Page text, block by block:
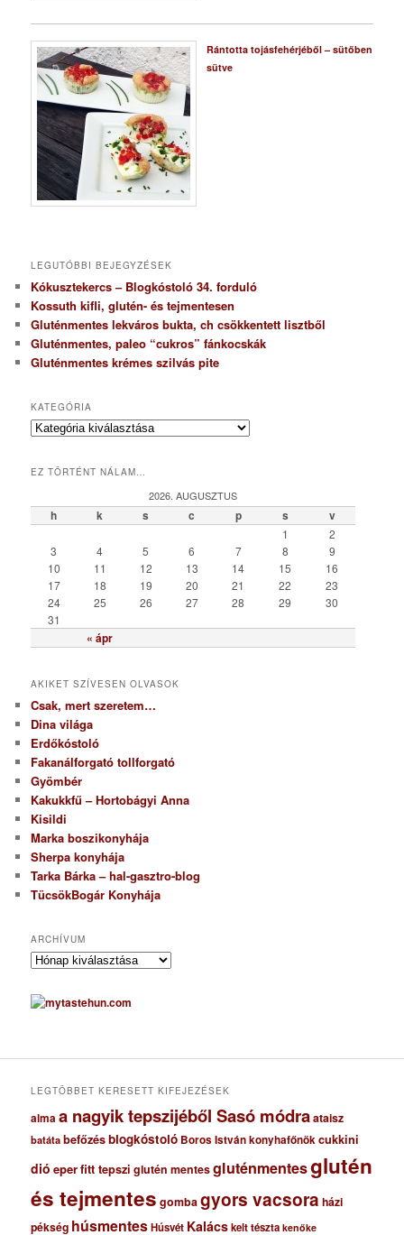
Rántotta tojásfehérjéből – sütőben
sütve
LEGUTÓBBI BEJEGYZÉSEK
Kókusztekercs – Blogkóstoló 34. forduló
Kossuth kifli, glutén- és tejmentesen
Gluténmentes lekváros bukta, ch csökkentett lisztből
Gluténmentes, paleo “cukros” fánkocskák
Gluténmentes krémes szilvás pite
KATEGÓRIA
K
e
r
EZ TÖRTÉNT NÁLAM…
2026. AUGUSZTUS
h k s c p s v
« ápr
1
2
3
4 5 6 7 8
9
10
11 12 13 14 15
16
17
18 19 20 21 22
23
24
25 26 27 28 29
30
31
AKIKET SZÍVESEN OLVASOK
Csak, mert szeretem…
Dina világa
Erdőkóstoló
Fakanálforgató tollforgató
Gyömbér
Kakukkfű – Hortobágyi Anna
Kisildi
Marka boszikonyhája
Sherpa konyhája
Tarka Bárka – hal-gasztro-blog
TücsökBogár Konyhája
ARCHÍVUM
A
c
h
u
LEGTÖBBET KERESETT KIFEJEZÉSEK
almaa nagyik tepszijéből Sasó módraataisz
batáta befőzésblogkóstoló Boros István konyhafőnökcukkini
dió eperfitt tepszi glutén mentesgluténmentesglutén
és tejmentes gombagyors vacsora házi
pékség húsmentesHúsvét Kalácskelt tészta kenőke